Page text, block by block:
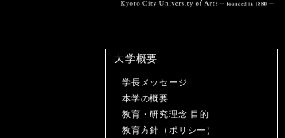
大学概要
学長メッセージ
本学の概要
教育・研究理念,目的
教育方針（ポリシー）